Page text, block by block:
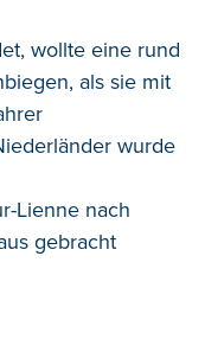
wollte eine rund
als sie mit
wurde
Lienne nach
gebracht